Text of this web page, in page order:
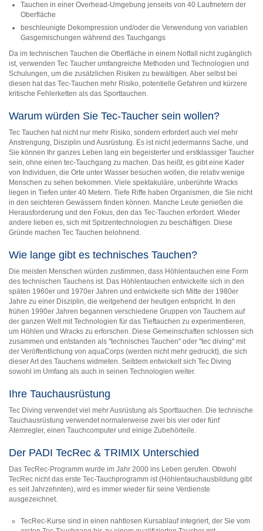
Tauchen in einer Overhead-Umgebung jenseits von 40 Laufmetern der
Oberfläche
beschleunigte Dekompression und/oder die Verwendung von variablen
Gasgemischungen während des Tauchgangs
Da im technischen Tauchen die Oberfläche in einem Notfall nicht zugänglich
ist, verwenden Tec Taucher umfangreiche Methoden und Technologien und
Schulungen, um die zusätzlichen Risiken zu bewältigen. Aber selbst bei
diesen hat das Tec-Tauchen mehr Risiko, potentielle Gefahren und kürzere
kritische Fehlerketten als das Sporttauchen.
Warum würden Sie Tec-Taucher sein wollen?
Tec Tauchen hat nicht nur mehr Risiko, sondern erfordert auch viel mehr
Anstrengung, Disziplin und Ausrüstung. Es ist nicht jedermanns Sache, und
Sie können Ihr ganzes Leben lang ein begeisterter und erstklassiger Taucher
sein, ohne einen tec-Tauchgang zu machen. Das heißt, es gibt eine Kader
von Individuen, die Orte unter Wasser besuchen wollen, die relativ wenige
Menschen zu sehen bekommen. Viele spektakuläre, unberührte Wracks
liegen in Tiefen unter 40 Metern. Tiefe Riffe haben Organismen, die Sie nicht
in den seichteren Gewässern finden können. Manche Leute genießen die
Herausforderung und den Fokus, den das Tec-Tauchen erfordert. Wieder
andere lieben es, sich mit Spitzentechnologien zu beschäftigen. Diese
Gründe machen Tec Tauchen belohnend.
Wie lange gibt es technisches Tauchen?
Die meisten Menschen würden zustimmen, dass Höhlentauchen eine Form
des technischen Tauchens ist. Das Höhlentauchen entwickelte sich in den
späten 1960er und 1970er Jahren und entwickelte sich Mitte der 1980er
Jahre zu einer Disziplin, die weitgehend der heutigen entspricht. In den
frühen 1990er Jahren begannen verschiedene Gruppen von Tauchern auf
der ganzen Welt mit Technologien für das Tieftauchen zu experimentieren,
um Höhlen und Wracks zu erforschen. Diese Gemeinschaften schlossen sich
zusammen und entstanden als "technisches Tauchen" oder "tec diving" mit
der Veröffentlichung von aquaCorps (werden nicht mehr gedruckt), die sich
dieser Art des Tauchens widmeten. Seitdem entwickelt sich Tec Diving
sowohl im Umfang als auch in seinen Technologien weiter.
Ihre Tauchausrüstung
Tec Diving verwendet viel mehr Ausrüstung als Sporttauchen. Die technische
Tauchausrüstung verwendet normalerweise zwei bis vier oder fünf
Atemregler, einen Tauchcomputer und einige Zubehörteile.
Der PADI TecRec & TRIMIX Unterschied
Das TecRec-Programm wurde im Jahr 2000 ins Leben gerufen. Obwohl
TecRec nicht das erste Tec-Tauchprogramm ist (Höhlentauchausbildung gibt
es seit Jahrzehnten), wird es immer wieder für seine Verdienste
ausgezeichnet.
TecRec-Kurse sind in einen nahtlosen Kursablauf integriert, der Sie vom